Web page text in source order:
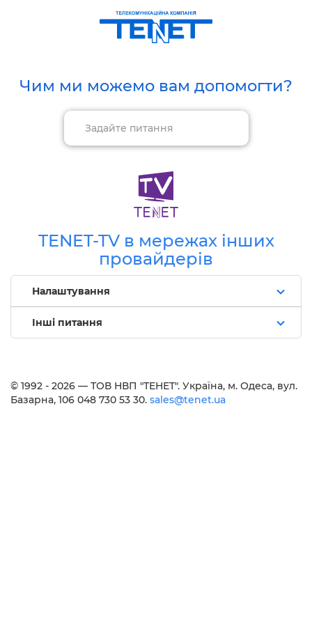
Чим ми можемо вам допомогти?
TENET-TV в мережах інших
провайдерів
Налаштування
Інші питання
© 1992 - 2026 — ТОВ НВП "ТЕНЕТ". Українa, м. Одеса, вул.
Базарна, 106 048 730 53 30. sales@tenet.ua